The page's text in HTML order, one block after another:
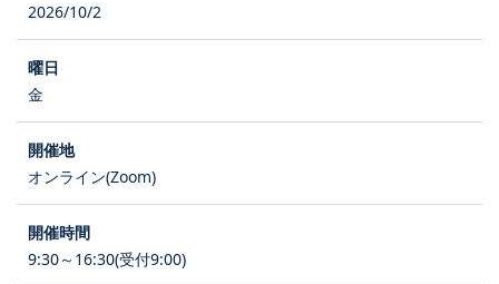
2026/10/2
金
オンライン(Zoom)
9:30～16:30(受付9:00)